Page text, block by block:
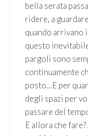
bella serata
ridere, a
quando arrivano
questo
pargoli sono
continuamente
posto…E per
degli spazi per
passare del
E allora che